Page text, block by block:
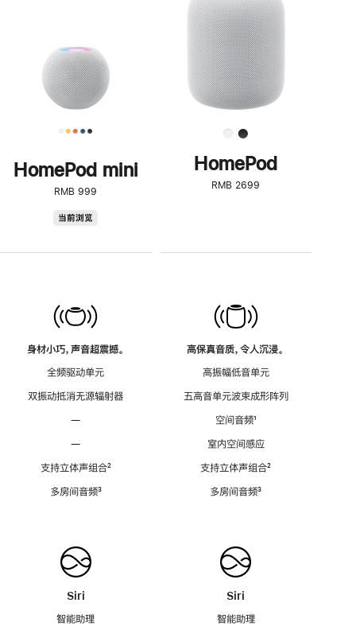
HomePod mini
RMB 999
当前浏览
身材小巧，声音超震撼。
全频驱动单元
双振动抵消无源辐射器
—
—
支持立体声组合脚
²
多房间音频脚
³
Siri
智能助理
了
解
HomePod<
HomePod
RMB 2699
高保真音质，令人沉浸。
高振幅低音单元
五高音单元波束成形阵列
空间音频脚
¹
室内空间感应
支持立体声组合脚
²
多房间音频脚
³
Siri
智能助理